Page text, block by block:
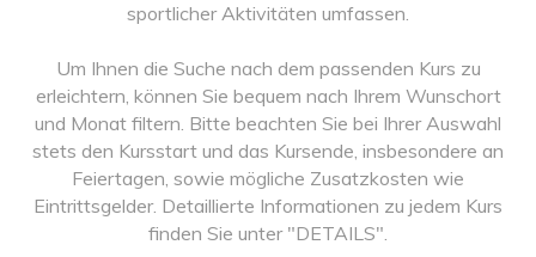
sportlicher Aktivitäten umfassen.
Um Ihnen die Suche nach dem passenden Kurs zu
erleichtern, können Sie bequem nach Ihrem Wunschort
und Monat filtern. Bitte beachten Sie bei Ihrer Auswahl
stets den Kursstart und das Kursende, insbesondere an
Feiertagen, sowie mögliche Zusatzkosten wie
Eintrittsgelder. Detaillierte Informationen zu jedem Kurs
finden Sie unter "DETAILS".